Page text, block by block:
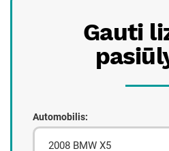
Gauti
Automobilis: